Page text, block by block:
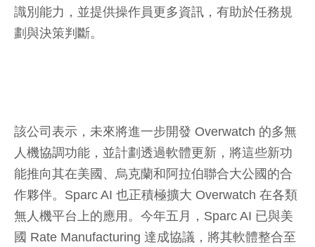
識別能力，並提供操作員更多資訊，有助於任務規
劃與決策判斷。
該公司表示，未來將進一步開發 Overwatch 的多無
人機協調功能，並計劃透過軟體更新，將這些新功
能推向其在美國、烏克蘭和阿拉伯聯合大公國的合
作夥伴。Sparc AI 也正積極擴大 Overwatch 在各類
無人機平台上的應用。今年五月，Sparc AI 已與美
國 Rate Manufacturing 達成協議，將其軟體整合至